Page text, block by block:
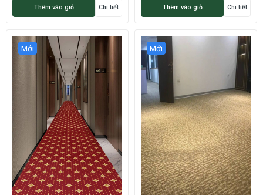
Thêm vào giỏ Chi tiết Thêm vào giỏ Chi tiết
Mới Mới